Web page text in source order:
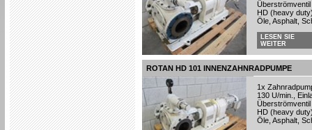
HD (heavy
Öle, Asphalt,
LESEN SIE
WEITER
ROTAN HD 101 INNENZAHNRADPUMPE
1x
130 U/min.,
HD (heavy
Öle, Asphalt,